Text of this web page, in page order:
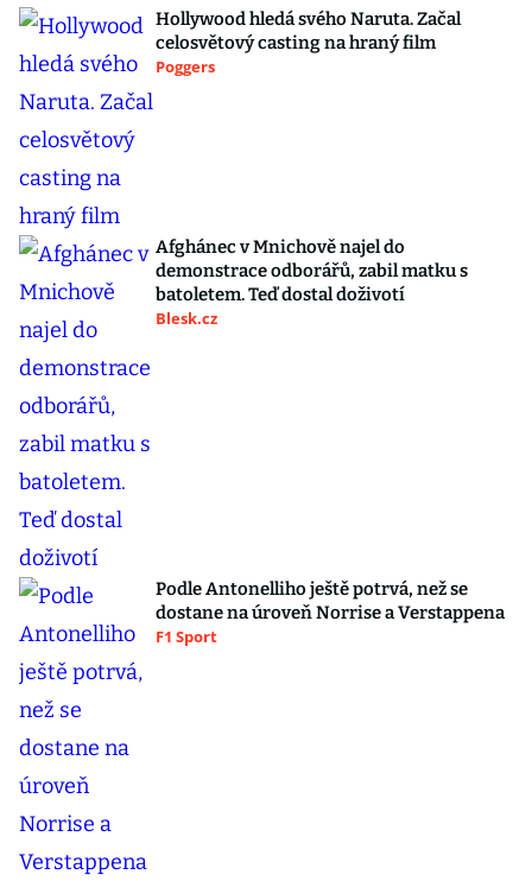
Hollywood hledá svého Naruta. Začal
celosvětový casting na hraný film
Poggers
Afghánec v Mnichově najel do
demonstrace odborářů, zabil matku s
batoletem. Teď dostal doživotí
Blesk.cz
Podle Antonelliho ještě potrvá, než se
dostane na úroveň Norrise a Verstappena
F1 Sport